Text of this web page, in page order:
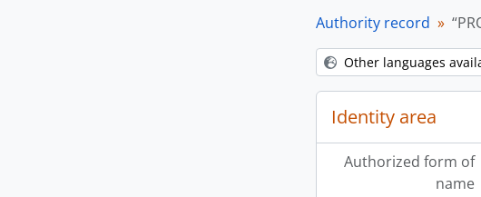
Authority record
Other languages
Identity area
Authorized form of
name